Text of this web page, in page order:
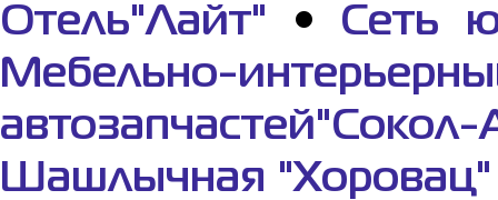
Отель"Лайт" • Сеть
Мебельно-
Шашлычная "Хоровац"